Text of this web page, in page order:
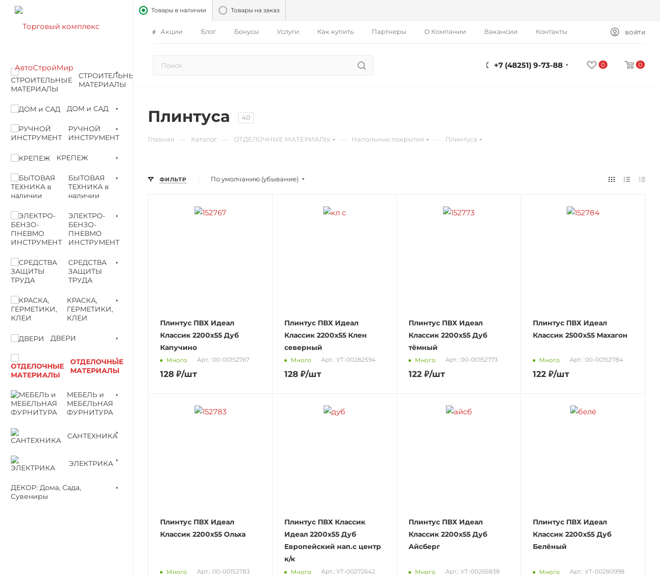
Товары в наличии Товары на заказ
Акции Блог Бонусы Услуги Как купить Партнеры О Компании Вакансии Контакты ВОЙТИ
0 0
+7 (48251) 9-73-88
СТРОИТЕЛЬНЫЕ
МАТЕРИАЛЫ
ДОМ и САД
РУЧНОЙ
ИНСТРУМЕНТ
КРЕПЕЖ
БЫТОВАЯ
ТЕХНИКА в
наличии
ЭЛЕКТРО-
БЕНЗО-
ПНЕВМО
ИНСТРУМЕНТ
СРЕДСТВА
ЗАЩИТЫ
ТРУДА
КРАСКА,
ГЕРМЕТИКИ,
КЛЕИ
ДВЕРИ
ОТДЕЛОЧНЫЕ
МАТЕРИАЛЫ
МЕБЕЛЬ и
МЕБЕЛЬНАЯ
ФУРНИТУРА
САНТЕХНИКА
ЭЛЕКТРИКА
ДЕКОР: Дома, Сада,
Сувениры
Плинтуса 40
Главная Каталог ОТДЕЛОЧНЫЕ МАТЕРИАЛЫ Напольные покрытия Плинтуса
ФИЛЬТР По умолчанию (убывание)
Плинтус ПВХ Идеал
Классик 2200х55 Дуб
Капучино
Много Арт.: 00-00152767
128 ₽/шт
Плинтус ПВХ Идеал
Классик 2200х55 Клен
северный
Много Арт.: УТ-00282594
128 ₽/шт
Плинтус ПВХ Идеал
Классик 2200х55 Дуб
тёмный
Много Арт.: 00-00152773
122 ₽/шт
Плинтус ПВХ Идеал
Классик 2500х55 Махагон
Много Арт.: 00-00152784
122 ₽/шт
Плинтус ПВХ Идеал
Классик 2200х55 Ольха
Много Арт.: 00-00152783
Плинтус ПВХ Классик
Идеал 2200х55 Дуб
Европейский нап.с центр
к/к
Много Арт.: УТ-00272642
Плинтус ПВХ Идеал
Классик 2200х55 Дуб
Айсберг
Много Арт.: УТ-00265838
Плинтус ПВХ Идеал
Классик 2200х55 Дуб
Белёный
Много Арт.: УТ-00280998